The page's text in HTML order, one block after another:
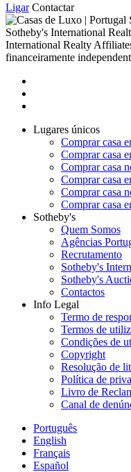
Ligar Contactar
Sotheby's International
International Realty
financeiramente
Lugares únicos
Comprar casa
Comprar casa
Comprar casa
Comprar casa
Comprar casa
Comprar casa
Sotheby's
Quem Somos
Agências
Recrutamento
Sotheby's
Sotheby's
Contactos
Info Legal
Termo de
Termos de
Condições de
Copyright
Resolução de
Política de
Livro de
Canal de
Português
English
Français
Español